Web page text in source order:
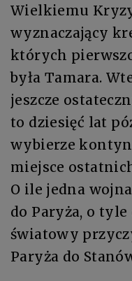
Wielkiemu
wyznaczający
których
była Tamara.
jeszcze
to dziesięć lat
wybierze
miejsce
O ile jedna
do Paryża, o
światowy
Paryża do